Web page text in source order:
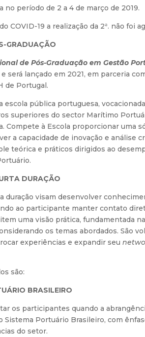
no período de 2 a 4 de março de 2019.
COVID-19 a realização da 2ª. não foi
GRADUAÇÃO
de Pós-Graduação em Gestão
será lançado em 2021, em parceria
de Portugal.
escola pública portuguesa,
superiores do sector Marítimo
Compete à Escola proporcionar uma
a capacidade de inovação e análise
teórica e práticos dirigidos ao
DURAÇÃO
duração visam desenvolver
ao participante manter contato
uma visão prática, fundamentada
os temas abordados. São
experiências e expandir seu
são:
BRASILEIRO
os participantes quando a
Sistema Portuário Brasileiro, com
do setor.